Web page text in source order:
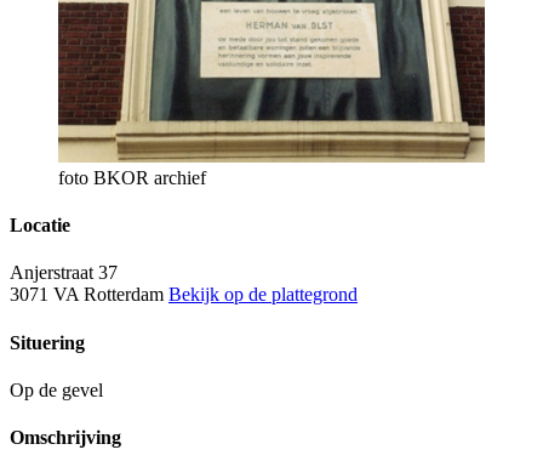
foto BKOR archief
Locatie
Anjerstraat 37
3071 VA Rotterdam Bekijk op de plattegrond
Situering
Op de gevel
Omschrijving